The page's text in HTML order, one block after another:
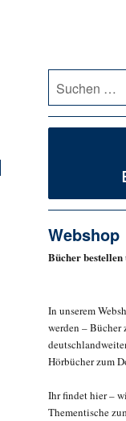
nach:
Webshop
Bücher
In unserem
werden –
Hörbücher zum
Ihr findet hier –
Thementische